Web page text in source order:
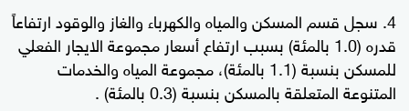
سجل قسم المسكن والمياه والكهرباء والغاز والوقود ارتفاعاً
قدره (1.0 بالمئة) بسبب ارتفاع أسعار مجموعة الايجار الفعلي
للمسكن بنسبة (1.1 بالمئة)، مجموعة المياه والخدمات
المتنوعة المتعلقة بالمسكن بنسبة (0.3 بالمئة) .